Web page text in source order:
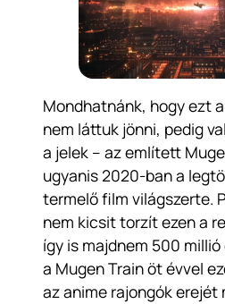
Mondhatnánk, hogy ezt
nem láttuk jönni, pedig
a jelek – az említett
ugyanis 2020-ban a
termelő film világszerte.
nem kicsit torzít ezen a
így is majdnem 500
a Mugen Train öt évvel
az anime rajongók erejét